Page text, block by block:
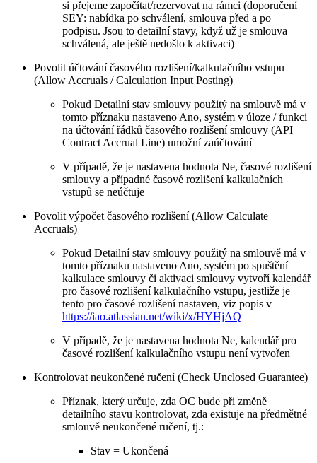
si přejeme započítat/rezervovat na rámci (doporučení
SEY: nabídka po schválení, smlouva před a po
podpisu. Jsou to detailní stavy, když už je smlouva
schválená, ale ještě nedošlo k aktivaci)
Povolit účtování časového rozlišení/kalkulačního vstupu
(Allow Accruals / Calculation Input Posting)
Pokud Detailní stav smlouvy použitý na smlouvě má v
tomto příznaku nastaveno Ano, systém v úloze / funkci
na účtování řádků časového rozlišení smlouvy (API
Contract Accrual Line) umožní zaúčtování
V případě, že je nastavena hodnota Ne, časové rozlišení
smlouvy a případné časové rozlišení kalkulačních
vstupů se neúčtuje
Povolit výpočet časového rozlišení (Allow Calculate
Accruals)
Pokud Detailní stav smlouvy použitý na smlouvě má v
tomto příznaku nastaveno Ano, systém po spuštění
kalkulace smlouvy či aktivaci smlouvy vytvoří kalendář
pro časové rozlišení kalkulačního vstupu, jestliže je
tento pro časové rozlišení nastaven, viz popis v
https://iao.atlassian.net/wiki/x/HYHjAQ
V případě, že je nastavena hodnota Ne, kalendář pro
časové rozlišení kalkulačního vstupu není vytvořen
Kontrolovat neukončené ručení (Check Unclosed Guarantee)
Příznak, který určuje, zda OC bude při změně
detailního stavu kontrolovat, zda existuje na předmětné
smlouvě neukončené ručení, tj.:
Stav = Ukončená